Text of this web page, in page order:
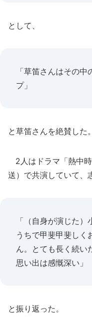
として、
「草笛さんはその
プ」
と草笛さんを絶賛した。
2人はドラマ「熱中
送）で共演していて、
「（自身が演じた
うちで甲斐甲斐しく
ん。とても長く続い
思い出は感慨深い」
と振り返った。